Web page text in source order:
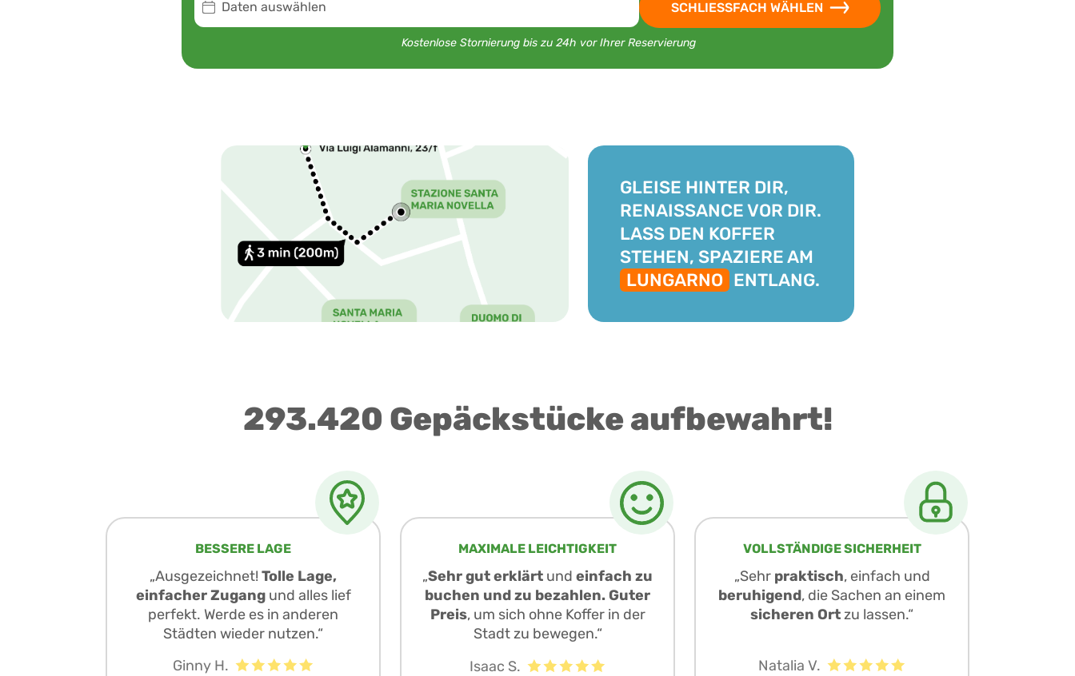
Daten auswählen SCHLIESSFACH WÄHLEN
Kostenlose Stornierung bis zu 24h vor Ihrer Reservierung
GLEISE HINTER DIR,
RENAISSANCE VOR DIR.
LASS DEN KOFFER
STEHEN, SPAZIERE AM
LUNGARNO ENTLANG.
293.420 Gepäckstücke aufbewahrt!
BESSERE LAGE
„Ausgezeichnet!Tolle Lage,
einfacher Zugangund alles lief
perfekt. Werde es in anderen
Städten wieder nutzen.“
Ginny H.
MAXIMALE LEICHTIGKEIT
„Sehr gut erklärt und einfach zu
buchen und zu bezahlen. Guter
Preis, um sich ohne Koffer in der
Stadt zu bewegen.“
Isaac S.
VOLLSTÄNDIGE SICHERHEIT
„Sehr praktisch, einfach und
beruhigend, die Sachen an einem
sicheren Ortzu lassen.“
Natalia V.